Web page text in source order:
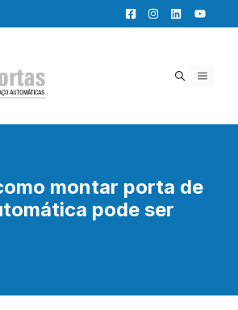
MENU
montar porta de
pode ser